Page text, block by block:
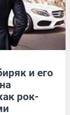
и его
рок-